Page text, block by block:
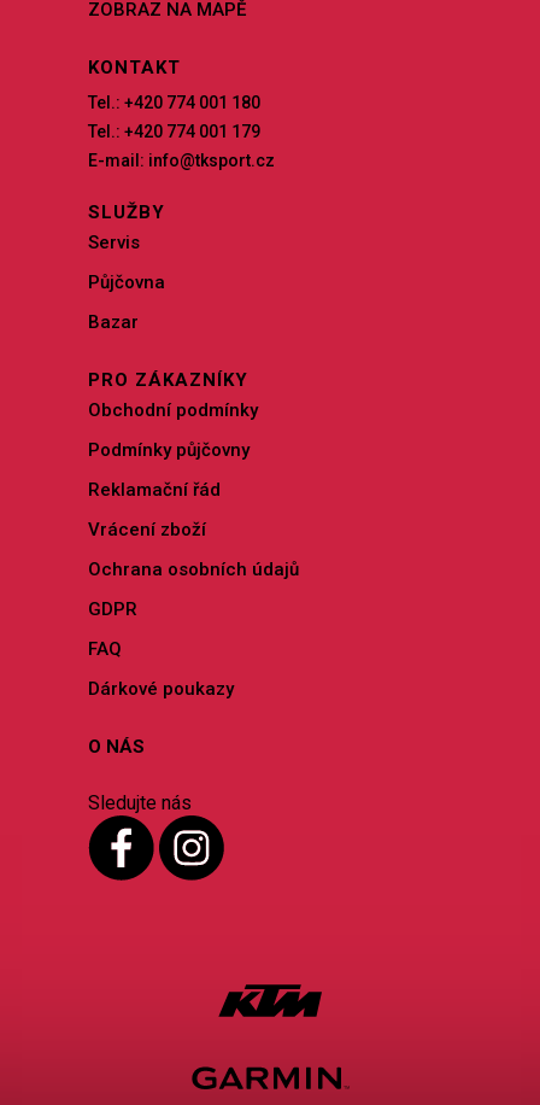
ZOBRAZ NA MAPĚ
KONTAKT
Tel.: +420 774 001 180
Tel.: +420 774 001 179
E-mail: info@tksport.cz
SLUŽBY
Servis
Půjčovna
Bazar
PRO ZÁKAZNÍKY
Obchodní podmínky
Podmínky půjčovny
Reklamační řád
Vrácení zboží
Ochrana osobních údajů
GDPR
FAQ
Dárkové poukazy
O NÁS
Sledujte nás